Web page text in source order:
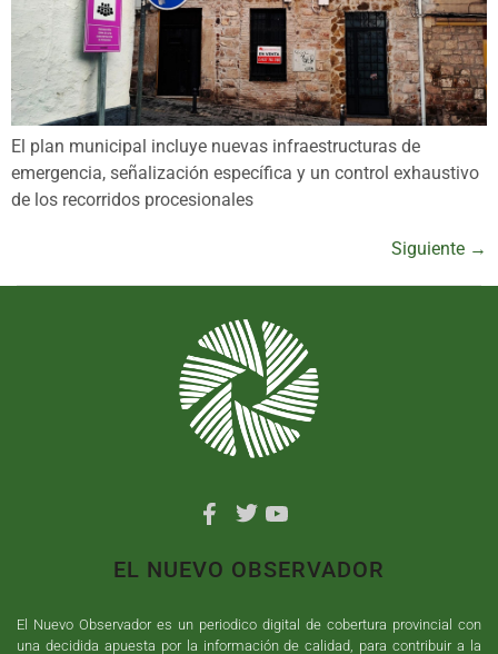
El plan municipal incluye nuevas infraestructuras de
emergencia, señalización específica y un control exhaustivo
de los recorridos procesionales
Siguiente →
EL NUEVO OBSERVADOR
El Nuevo Observador es un periodico digital de cobertura provincial con
una decidida apuesta por la información de calidad, para contribuir a la